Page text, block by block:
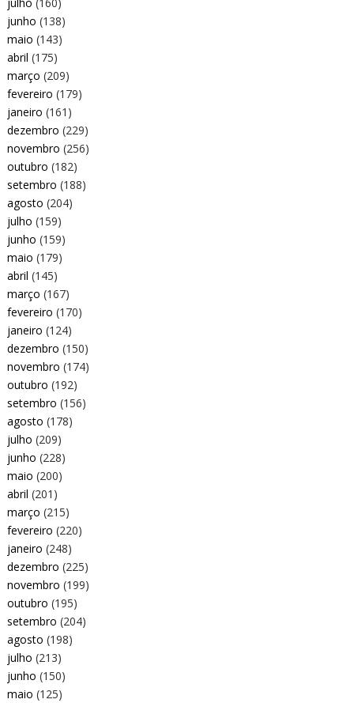
junho (138)
maio (143)
abril (175)
março (209)
fevereiro (179)
janeiro (161)
dezembro (229)
novembro (256)
outubro (182)
setembro (188)
agosto (204)
julho (159)
junho (159)
maio (179)
abril (145)
março (167)
fevereiro (170)
janeiro (124)
dezembro (150)
novembro (174)
outubro (192)
setembro (156)
agosto (178)
julho (209)
junho (228)
maio (200)
abril (201)
março (215)
fevereiro (220)
janeiro (248)
dezembro (225)
novembro (199)
outubro (195)
setembro (204)
agosto (198)
julho (213)
junho (150)
maio (125)